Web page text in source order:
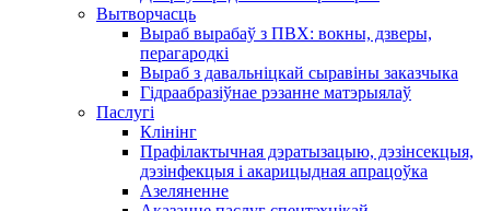
Вытворчасць
Выраб вырабаў з ПВХ: вокны, дзверы,
перагародкі
Выраб з давальніцкай сыравіны заказчыка
Гідраабразіўнае рэзанне матэрыялаў
Паслугі
Клінінг
Прафілактычная дэратызацыю, дэзiнсекцыя,
дэзінфекцыя і акарицыдная апрацоўка
Азеляненне